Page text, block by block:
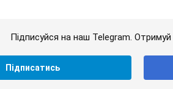
Підписуйся на наш Telegram. Отримуй
Підписатись